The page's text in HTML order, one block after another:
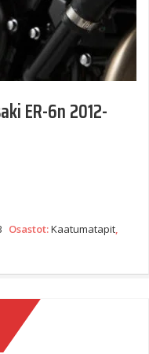
ER-6n 2012-
Osastot:Kaatumatapit,